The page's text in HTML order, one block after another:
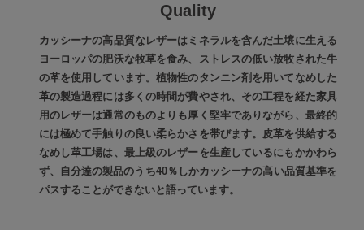
Quality
カッシーナの高品質なレザーはミネラルを含んだ土壌に生える
ヨーロッパの肥沃な牧草を食み、ストレスの低い放牧された牛
の革を使用しています。植物性のタンニン剤を用いてなめした
革の製造過程には多くの時間が費やされ、その工程を経た家具
用のレザーは通常のものよりも厚く堅牢でありながら、最終的
には極めて手触りの良い柔らかさを帯びます。皮革を供給する
なめし革工場は、最上級のレザーを生産しているにもかかわら
ず、自分達の製品のうち40％しかカッシーナの高い品質基準を
パスすることができないと語っています。